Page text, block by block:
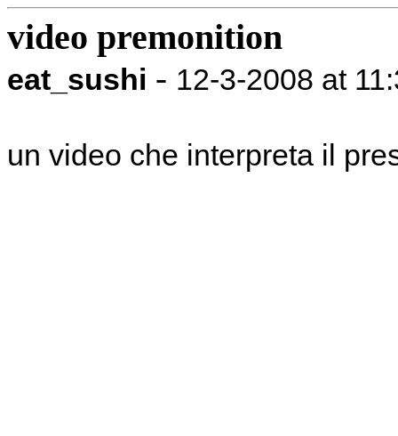
video premonition
eat_sushi - 12-3-2008 at
un video che interpreta il